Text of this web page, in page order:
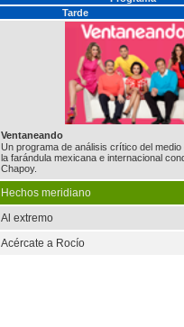
Tarde
Ventaneando
Un programa de análisis crítico del
la farándula mexicana e internacional
Chapoy.
Hechos meridiano
Al extremo
Acércate a Rocío